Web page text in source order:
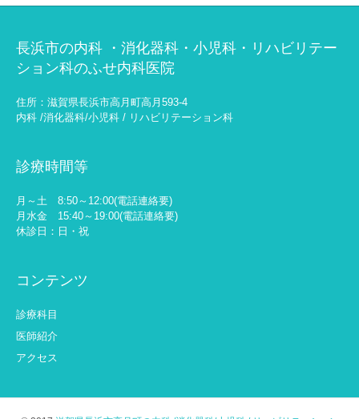
長浜市の内科 ・消化器科・小児科・リハビリテー
ション科のふせ内科医院
住所：滋賀県長浜市高月町高月593-4
内科 /消化器科/小児科 / リハビリテーション科
診療時間等
月～土 8:50～12:00(電話連絡要)
月水金 15:40～19:00(電話連絡要)
休診日：日・祝
コンテンツ
診療科目
医師紹介
アクセス